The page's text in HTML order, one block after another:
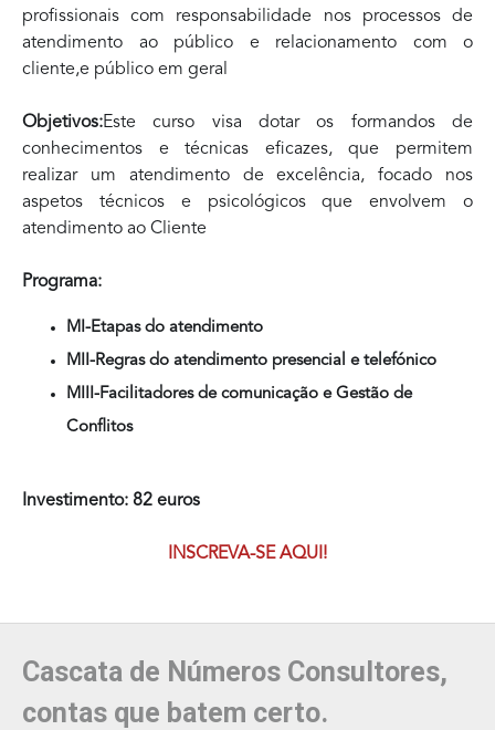
profissionais com responsabilidade nos processos de
atendimento ao público e relacionamento com o
cliente,e público em geral
Objetivos:Este curso visa dotar os formandos de
conhecimentos e técnicas eficazes, que permitem
realizar um atendimento de excelência, focado nos
aspetos técnicos e psicológicos que envolvem o
atendimento ao Cliente
Programa:
MI-Etapas do atendimento
MII-Regras do atendimento presencial e telefónico
MIII-Facilitadores de comunicação e Gestão de
Conflitos
Investimento: 82 euros
INSCREVA-SE AQUI!
Cascata de Números Consultores,
contas que batem certo.